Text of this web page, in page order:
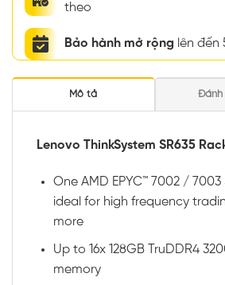
theo
Bảo hành mở rộng lên đến
Mô tả Đánh
Lenovo ThinkSystem SR635
One AMD EPYC™ 7002 /
ideal for high frequency
more
Up to 16x 128GB TruDDR4
memory